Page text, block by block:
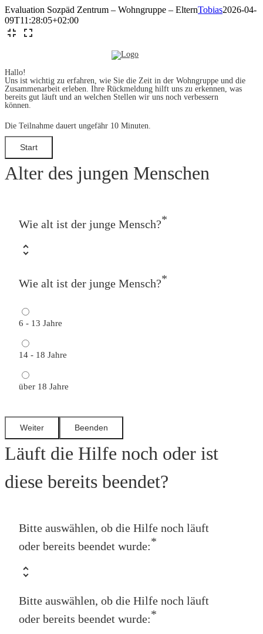
Zum
Inhalt
springen
Evaluation Sozpäd Zentrum – Wohngruppe – ElternTobias2026-04-
09T11:28:05+02:00
Hallo!
Uns ist wichtig zu erfahren, wie Sie die Zeit in der Wohngruppe und die
Zusammenarbeit erleben. Ihre Rückmeldung hilft uns zu erkennen, was
bereits gut läuft und an welchen Stellen wir uns noch verbessern
können.
Die Teilnahme dauert ungefähr 10 Minuten.
Alter des jungen Menschen
Wie alt ist der junge Mensch?*
Wie alt ist der junge Mensch?*
6 - 13 Jahre
14 - 18 Jahre
über 18 Jahre
Läuft die Hilfe noch oder ist
diese bereits beendet?
Bitte auswählen, ob die Hilfe noch läuft
oder bereits beendet wurde:*
Bitte auswählen, ob die Hilfe noch läuft
oder bereits beendet wurde:*